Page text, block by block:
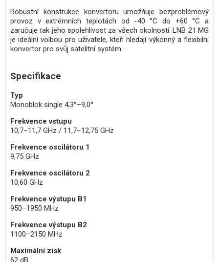
Robustní konstrukce konvertoru umožňuje bezproblémový
provoz v extrémních teplotách od -40 °C do +60 °C a
zaručuje tak jeho spolehlivost za všech okolností. LNB 21 MG
je ideální volbou pro uživatele, kteří hledají výkonný a flexibilní
konvertor pro svůj satelitní systém.
Specifikace
Typ
Monoblok single 4,3°–9,0°
Frekvence vstupu
10,7–11,7 GHz / 11,7–12,75 GHz
Frekvence oscilátoru 1
9,75 GHz
Frekvence oscilátoru 2
10,60 GHz
Frekvence výstupu B1
950–1950 MHz
Frekvence výstupu B2
1100–2150 MHz
Maximální zisk
62 dB